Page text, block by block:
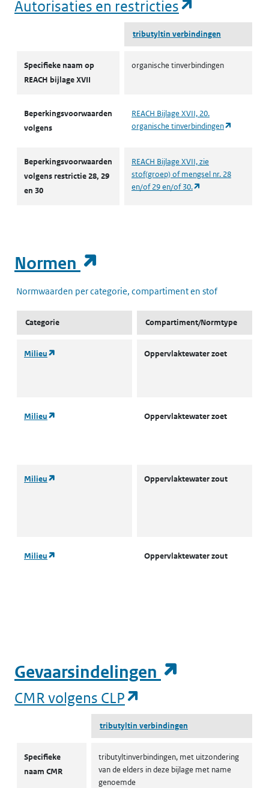
Autorisaties en restricties
tributyltin verbindingen
Specifieke naam op
REACH bijlage XVII
organische tinverbindingen
Beperkingsvoorwaarden
volgens
REACH Bijlage XVII, 20.
organische tinverbindingen
Beperkingsvoorwaarden
volgens restrictie 28, 29
en 30
REACH Bijlage XVII, zie
stof(groep) of mengsel nr. 28
en/of 29 en/of 30.
Normen
Normwaarden per categorie, compartiment en stof
Categorie Compartiment/Normtype
Milieu (opent in een nieuw tabblad)Oppervlaktewater zoet
Milieu (opent in een nieuw tabblad)Oppervlaktewater zoet
Milieu (opent in een nieuw tabblad)Oppervlaktewater zout
Milieu (opent in een nieuw tabblad)Oppervlaktewater zout
Gevaarsindelingen
CMR volgens CLP
tributyltin verbindingen
Specifieke
naam CMR
tributyltinverbindingen, met uitzondering
van de elders in deze bijlage met name
genoemde